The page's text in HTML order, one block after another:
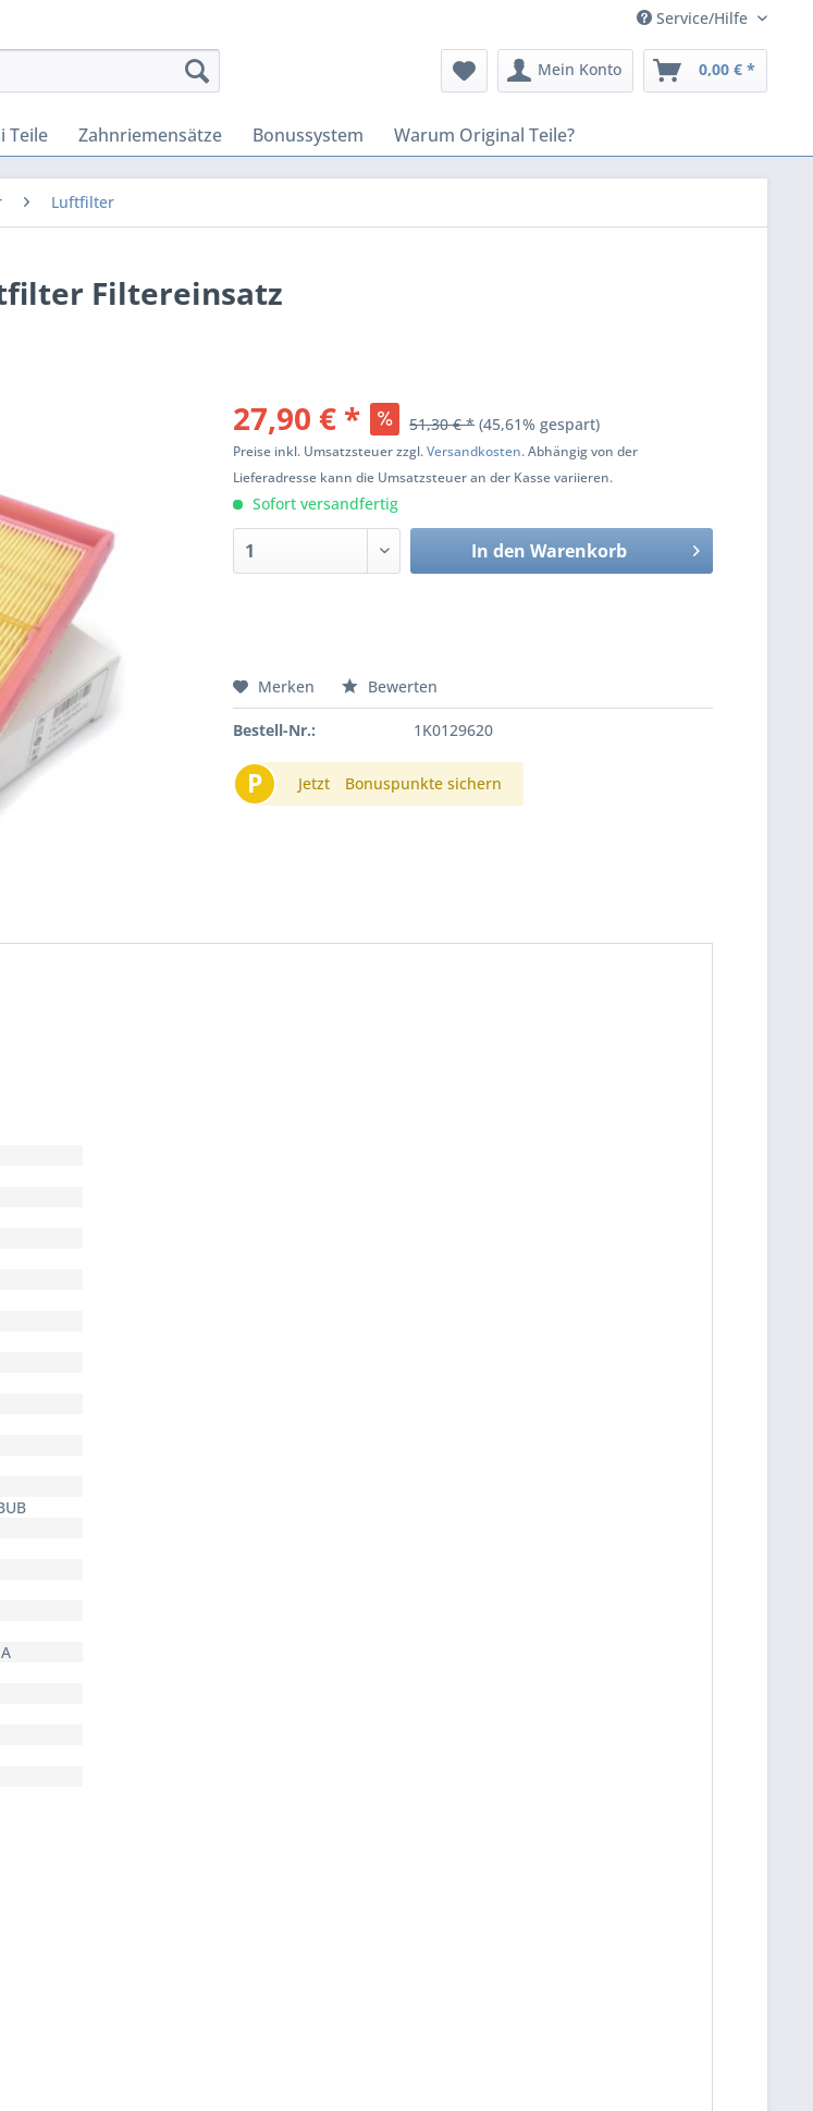
Service/Hilfe
Mein Konto 0,00 € *
Teile Zahnriemensätze Bonussystem Warum Original Teile?
Luftfilter
Filtereinsatz
27,90 € * 51,30 € * (45,61% gespart)
Preise inkl. Umsatzsteuer zzgl.Versandkosten. Abhängig von der
Lieferadresse kann die Umsatzsteuer an der Kasse variieren.
Sofort versandfertig
In den Warenkorb
Merken Bewerten
Bestell-Nr.: 1K0129620
P Jetzt Bonuspunkte sichern